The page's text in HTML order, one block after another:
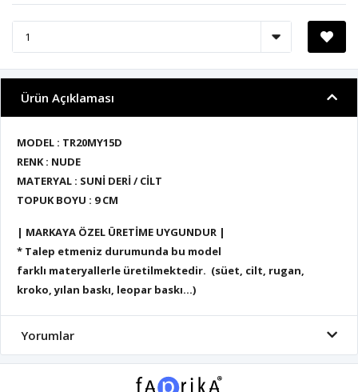
Ürün Açıklaması
MODEL : TR20MY15D
RENK : NUDE
MATERYAL : SUNİ DERİ / CİLT
TOPUK BOYU : 9 CM
| MARKAYA ÖZEL ÜRETİME UYGUNDUR |
* Talep etmeniz durumunda bu model
farklı materyallerle üretilmektedir. (süet, cilt, rugan,
kroko, yılan baskı, leopar baskı...)
Yorumlar